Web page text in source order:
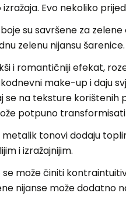
Evo nekoliko
su savršene za
zelenu nijansu šarenice.
i romantičniji efekat,
make-up i daju
se na teksture korištenih
potpuno
metalik tonovi dodaju
i izražajnijim.
se može činiti
nijanse može dodatno